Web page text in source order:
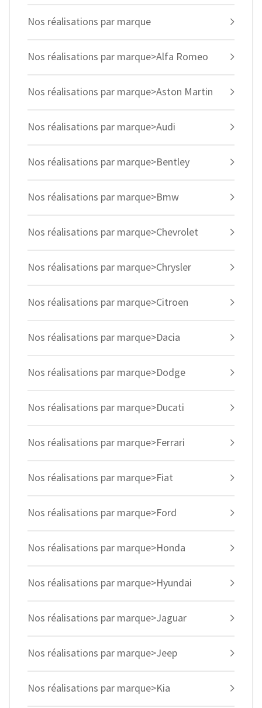
Nos réalisations par marque
Nos réalisations par marque>Alfa Romeo
Nos réalisations par marque>Aston Martin
Nos réalisations par marque>Audi
Nos réalisations par marque>Bentley
Nos réalisations par marque>Bmw
Nos réalisations par marque>Chevrolet
Nos réalisations par marque>Chrysler
Nos réalisations par marque>Citroen
Nos réalisations par marque>Dacia
Nos réalisations par marque>Dodge
Nos réalisations par marque>Ducati
Nos réalisations par marque>Ferrari
Nos réalisations par marque>Fiat
Nos réalisations par marque>Ford
Nos réalisations par marque>Honda
Nos réalisations par marque>Hyundai
Nos réalisations par marque>Jaguar
Nos réalisations par marque>Jeep
Nos réalisations par marque>Kia